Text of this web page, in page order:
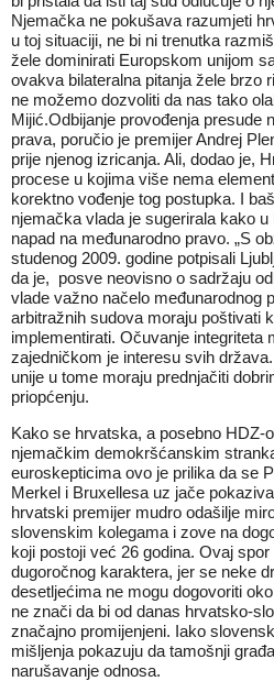
Njemačka ne pokušava razumjeti
u toj situaciji, ne bi ni trenutka
žele dominirati Europskom unijom
ovakva bilateralna pitanja žele brzo
ne možemo dozvoliti da nas tako
Mijić.Odbijanje provođenja presude
prava, poručio je premijer Andrej
prije njenog izricanja. Ali, dodao je,
procese u kojima više nema
korektno vođenje tog postupka. I
njemačka vlada je sugerirala kako
napad na međunarodno pravo. „S
studenog 2009. godine potpisali
da je, posve neovisno o sadržaju
vlade važno načelo međunarodnog
arbitražnih sudova moraju poštivati
implementirati. Očuvanje integriteta
zajedničkom je interesu svih
unije u tome moraju prednjačiti
priopćenju.
Kako se hrvatska, a posebno HDZ-
njemačkim demokršćanskim
euroskepticima ovo je prilika da se
Merkel i Bruxellesa uz jače
hrvatski premijer mudro odašilje
slovenskim kolegama i zove na
koji postoji već 26 godina. Ovaj
dugoročnog karaktera, jer se neke
desetljećima ne mogu dogovoriti
ne znači da bi od danas hrvatsko-
značajno promijenjeni. Iako
mišljenja pokazuju da tamošnji
narušavanje odnosa.